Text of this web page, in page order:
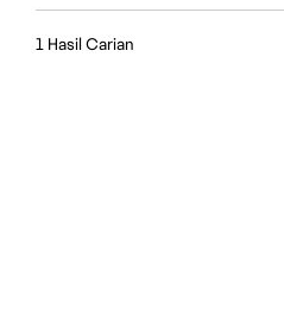
1 Hasil Carian